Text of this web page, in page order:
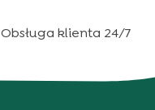
Obsługa klienta 24/7